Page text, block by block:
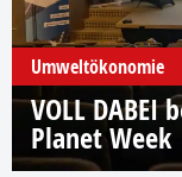
Umweltökonomie
VOLL DABEI
Planet Week